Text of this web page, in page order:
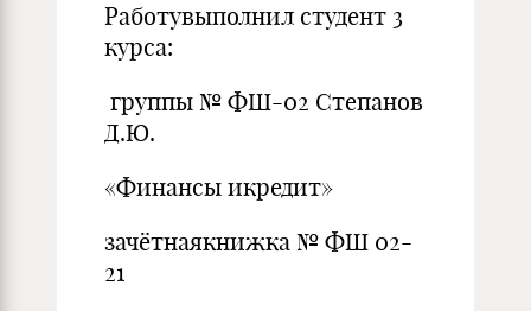
Работувыполнил студент 3
курса:
группы № ФШ-02 Степанов
Д.Ю.
«Финансы икредит»
зачётнаякнижка № ФШ 02-
21